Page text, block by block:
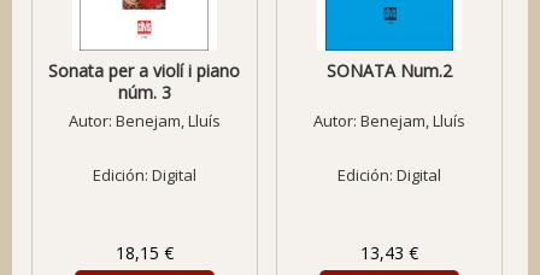
Sonata per a violí i piano
núm. 3
Autor: Benejam, Lluís
Edición: Digital
18,15 €
SONATA Num.2
Autor: Benejam, Lluís
Edición: Digital
13,43 €